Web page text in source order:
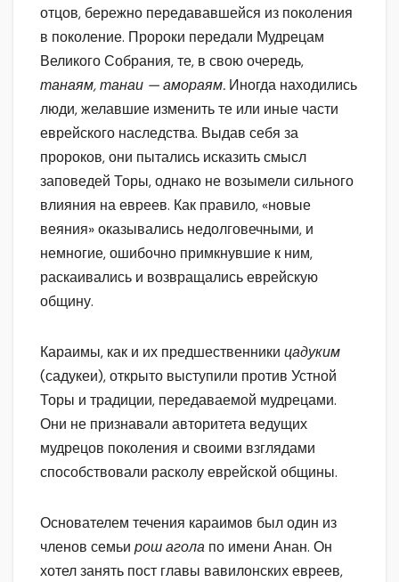
отцов, бережно передававшейся из поколения
в поколение. Пророки передали Мудрецам
Великого Собрания, те, в свою очередь,
танаям, танаи — амораям. Иногда находились
люди, желавшие изменить те или иные части
еврейского наследства. Выдав себя за
пророков, они пытались исказить смысл
заповедей Торы, однако не возымели сильного
влияния на евреев. Как правило, «новые
веяния» оказывались недолговечными, и
немногие, ошибочно примкнувшие к ним,
раскаивались и возвращались еврейскую
общину.
Караимы, как и их предшественники цадуким
(садукеи), открыто выступили против Устной
Торы и традиции, передаваемой мудрецами.
Они не признавали авторитета ведущих
мудрецов поколения и своими взглядами
способствовали расколу еврейской общины.
Основателем течения караимов был один из
членов семьи рош агола по имени Анан. Он
хотел занять пост главы вавилонских евреев,